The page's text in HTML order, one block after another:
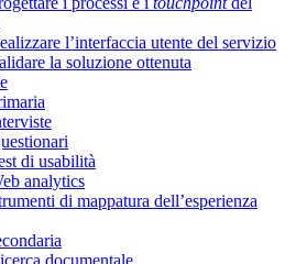
l’interfaccia utente del servizio
la soluzione ottenuta
di usabilità
analytics
di mappatura dell’esperienza
documentale